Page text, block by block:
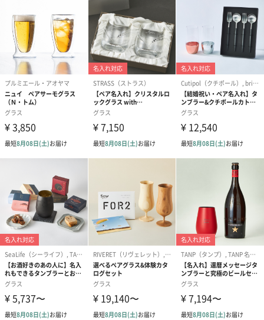
①（0円） ②（0円） ③（0円）
あり（330円）
メッセージカード